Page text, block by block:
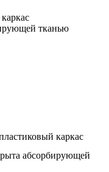
тканью
каркас
абсорбирующей